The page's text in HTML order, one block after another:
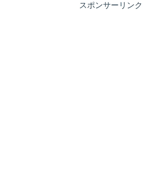
スポンサーリンク